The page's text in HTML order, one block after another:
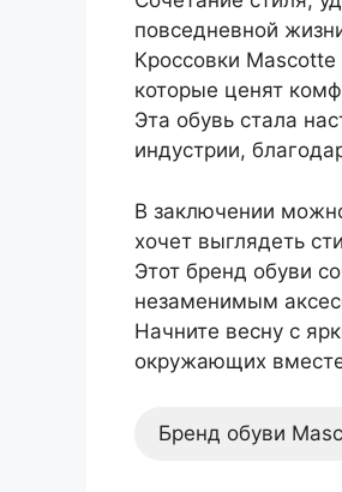
повседневной
Кроссовки
которые ценят
Эта обувь стала
индустрии,
В заключении
хочет выглядеть
Этот бренд обуви
незаменимым
Начните весну с
окружающих
Бренд обуви